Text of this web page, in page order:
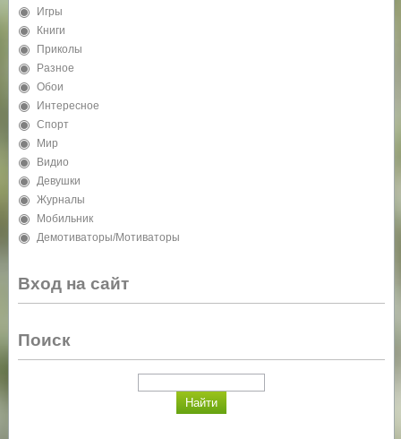
Игры
Книги
Приколы
Разное
Обои
Интересное
Спорт
Мир
Видио
Девушки
Журналы
Мобильник
Демотиваторы/Мотиваторы
Вход на сайт
Поиск